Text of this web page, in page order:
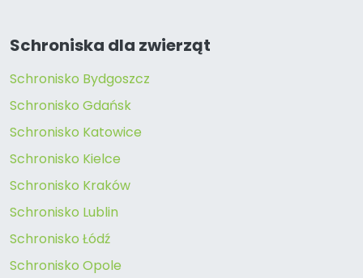
Schroniska dla zwierząt
Schronisko Bydgoszcz
Schronisko Gdańsk
Schronisko Katowice
Schronisko Kielce
Schronisko Kraków
Schronisko Lublin
Schronisko Łódź
Schronisko Opole